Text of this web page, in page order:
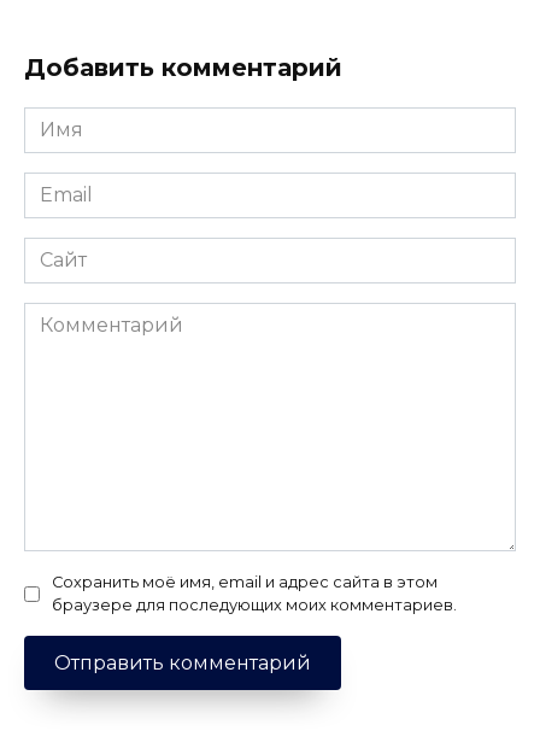
Добавить комментарий
Имя
*
Email
*
Сайт
Комментарий
Сохранить моё имя, email и адрес сайта в этом
браузере для последующих моих комментариев.